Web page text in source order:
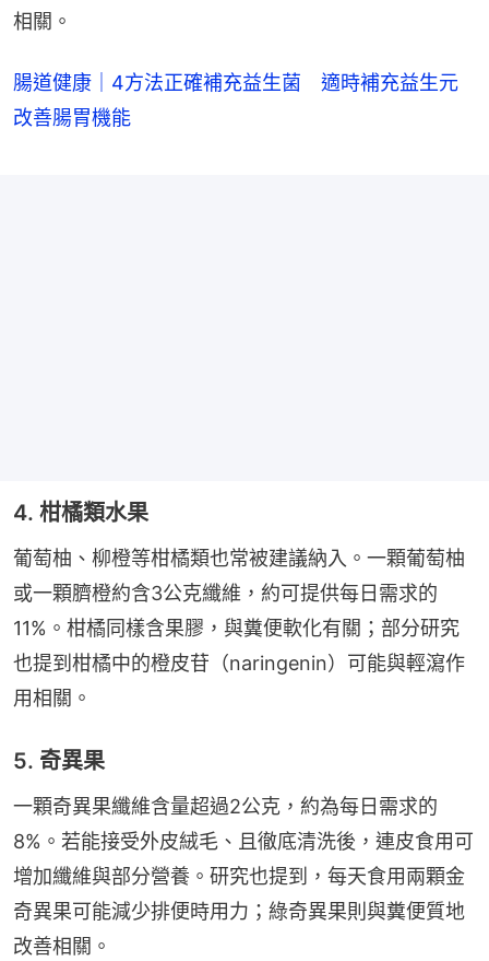
相關。
腸道健康｜4方法正確補充益生菌 適時補充益生元
改善腸胃機能
4. 柑橘類水果
葡萄柚、柳橙等柑橘類也常被建議納入。一顆葡萄柚
或一顆臍橙約含3公克纖維，約可提供每日需求的
11%。柑橘同樣含果膠，與糞便軟化有關；部分研究
也提到柑橘中的橙皮苷（naringenin）可能與輕瀉作
用相關。
5. 奇異果
一顆奇異果纖維含量超過2公克，約為每日需求的
8%。若能接受外皮絨毛、且徹底清洗後，連皮食用可
增加纖維與部分營養。研究也提到，每天食用兩顆金
奇異果可能減少排便時用力；綠奇異果則與糞便質地
改善相關。